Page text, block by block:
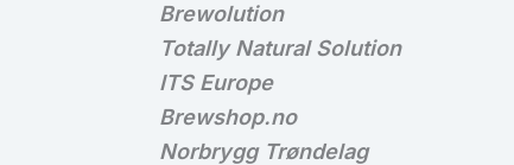
Brewolution
Totally Natural Solution
ITS Europe
Brewshop.no
Norbrygg Trøndelag